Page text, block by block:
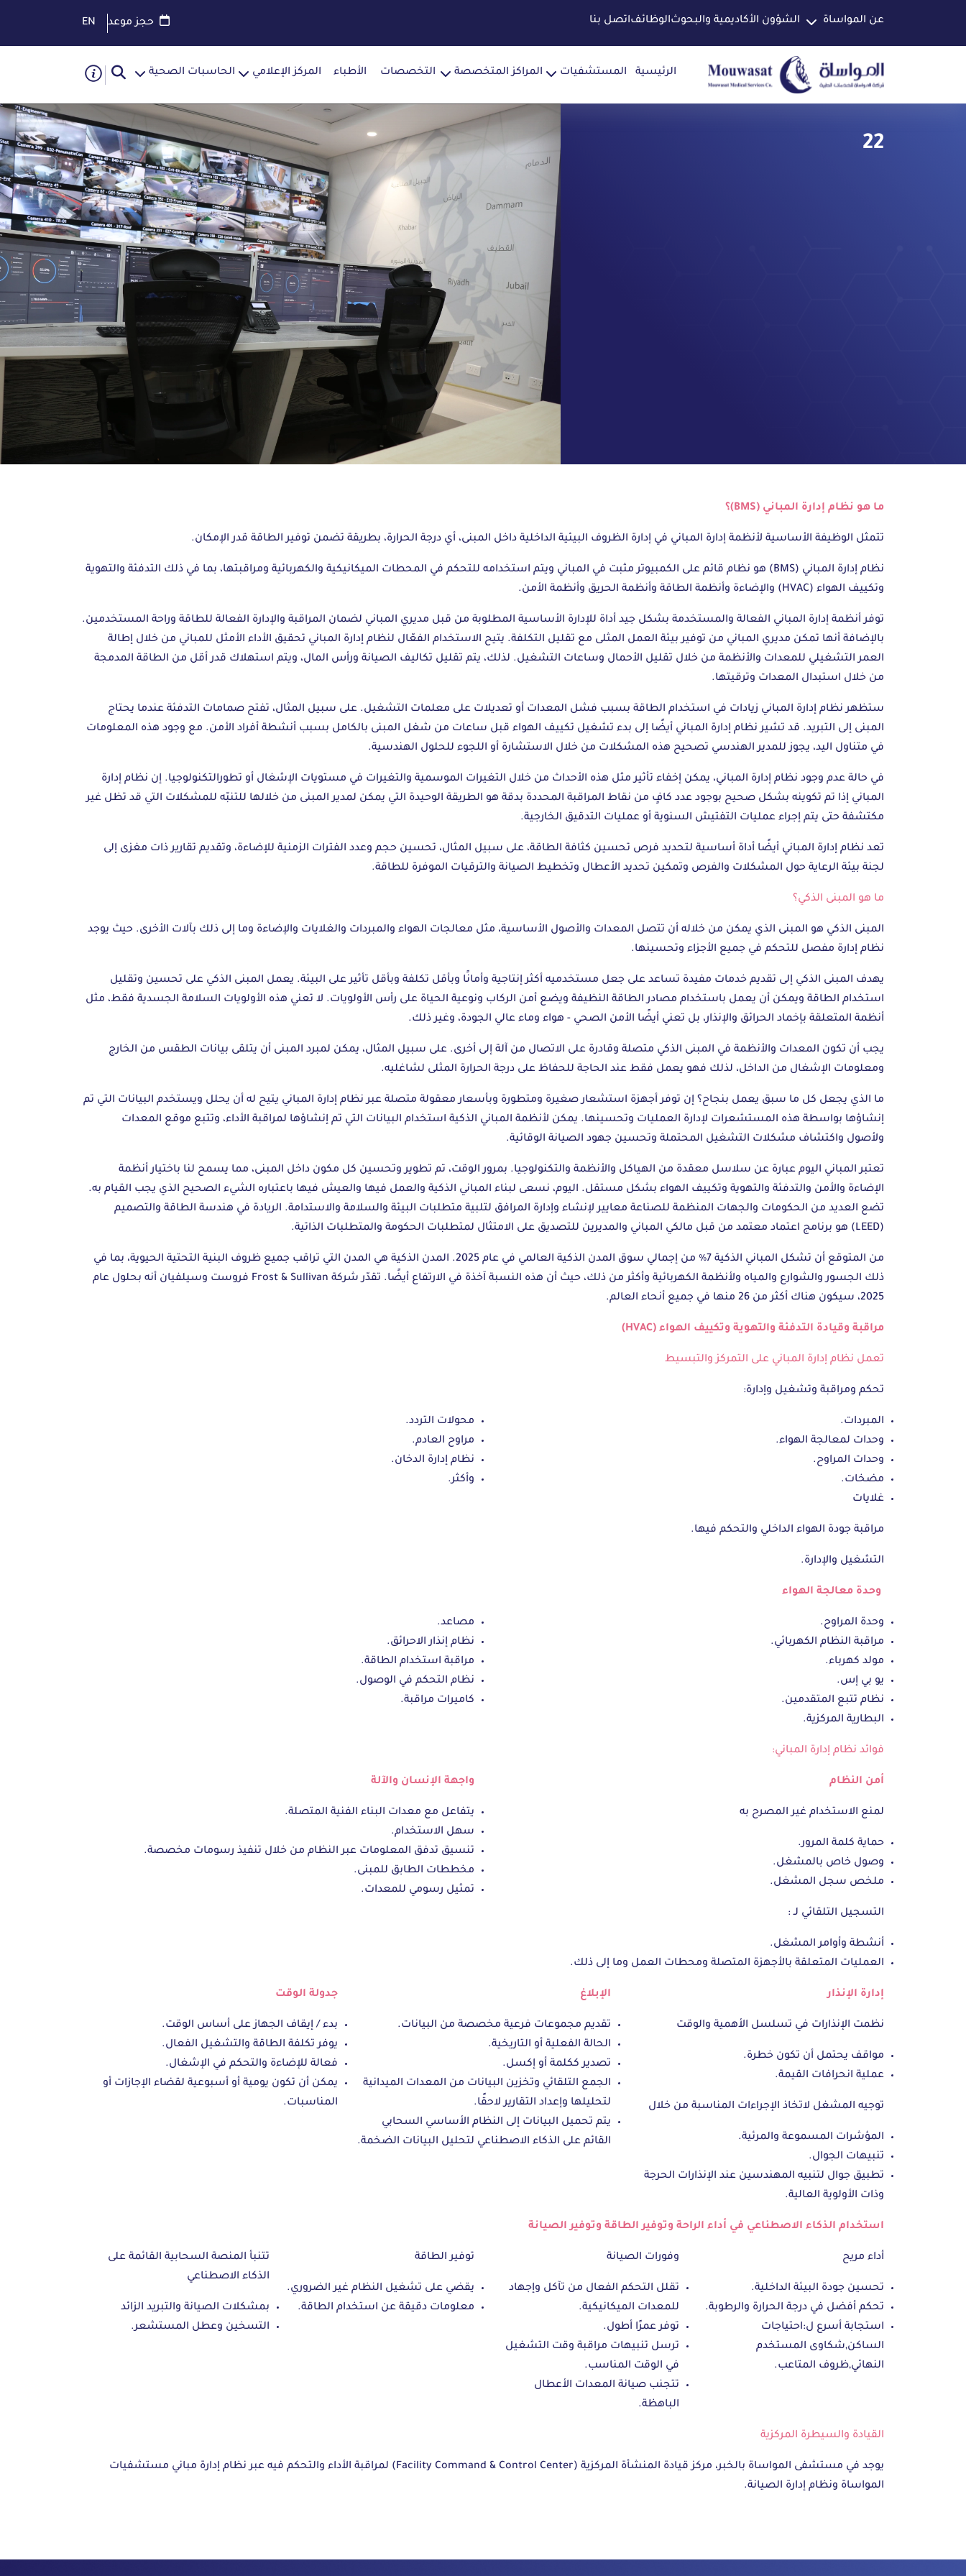
عن المواساة الشؤون الأكاديمية والبحوثالوظائفاتصل بنا حجز موعد EN
الرئيسية المستشفيات المراكز المتخصصة التخصصات الأطباء المركز الإعلامي الحاسبات الصحية
22
ما هو نظام إدارة المباني (BMS)؟
تتمثل الوظيفة الأساسية لأنظمة إدارة المباني في إدارة الظروف البيئية الداخلية داخل المبنى، أي درجة الحرارة، بطريقة تضمن توفير الطاقة قدر الإمكان.
نظام إدارة المباني (BMS) هو نظام قائم على الكمبيوتر مثبت في المباني ويتم استخدامه للتحكم في المحطات الميكانيكية والكهربائية ومراقبتها، بما في ذلك التدفئة والتهوية
وتكييف الهواء (HVAC) والإضاءة وأنظمة الطاقة وأنظمة الحريق وأنظمة الأمن.
توفر أنظمة إدارة المباني الفعالة والمستخدمة بشكل جيد أداة للإدارة الأساسية المطلوبة من قبل مديري المباني لضمان المراقبة والإدارة الفعالة للطاقة وراحة المستخدمين.
بالإضافة أنها تمكن مديري المباني من توفير بيئة العمل المثلى مع تقليل التكلفة. يتيح الاستخدام الفعّال لنظام إدارة المباني تحقيق الأداء الأمثل للمباني من خلال إطالة
العمر التشغيلي للمعدات والأنظمة من خلال تقليل الأحمال وساعات التشغيل. لذلك، يتم تقليل تكاليف الصيانة ورأس المال، ويتم استهلاك قدر أقل من الطاقة المدمجة
من خلال استبدال المعدات وترقيتها.
ستظهر نظام إدارة المباني زيادات في استخدام الطاقة بسبب فشل المعدات أو تعديلات على معلمات التشغيل. على سبيل المثال، تفتح صمامات التدفئة عندما يحتاج
المبنى إلى التبريد. قد تشير نظام إدارة المباني أيضًا إلى بدء تشغيل تكييف الهواء قبل ساعات من شغل المبنى بالكامل بسبب أنشطة أفراد الأمن. مع وجود هذه المعلومات
في متناول اليد، يجوز للمدير الهندسي تصحيح هذه المشكلات من خلال الاستشارة أو اللجوء للحلول الهندسية.
في حالة عدم وجود نظام إدارة المباني، يمكن إخفاء تأثير مثل هذه الأحداث من خلال التغيرات الموسمية والتغيرات في مستويات الإشغال أو تطورالتكنولوجيا. إن نظام إدارة
المباني إذا تم تكوينه بشكل صحيح بوجود عدد كافٍ من نقاط المراقبة المحددة بدقة هو الطريقة الوحيدة التي يمكن لمدير المبنى من خلالها للتنبّه للمشكلات التي قد تظل غير
مكتشفة حتى يتم إجراء عمليات التفتيش السنوية أو عمليات التدقيق الخارجية.
تعد نظام إدارة المباني أيضًا أداة أساسية لتحديد فرص تحسين كثافة الطاقة، على سبيل المثال، تحسين حجم وعدد الفترات الزمنية للإضاءة، وتقديم تقارير ذات مغزى إلى
لجنة بيئة الرعاية حول المشكلات والفرص وتمكين تحديد الأعطال وتخطيط الصيانة والترقيات الموفرة للطاقة.
ما هو المبنى الذكي؟
المبنى الذكي هو المبنى الذي يمكن من خلاله أن تتصل المعدات والأصول الأساسية، مثل معالجات الهواء والمبردات والغلايات والإضاءة وما إلى ذلك بآلات الأخرى. حيث يوجد
نظام إدارة مفصل للتحكم في جميع الأجزاء وتحسينها.
يهدف المبنى الذكي إلى تقديم خدمات مفيدة تساعد على جعل مستخدميه أكثر إنتاجية وأمانًا وبأقل تكلفة وبأقل تأثير على البيئة. يعمل المبنى الذكي على تحسين وتقليل
استخدام الطاقة ويمكن أن يعمل باستخدام مصادر الطاقة النظيفة ويضع أمن الركاب ونوعية الحياة على رأس الأولويات. لا تعني هذه الأولويات السلامة الجسدية فقط، مثل
أنظمة المتعلقة بإخماد الحرائق والإنذار، بل تعني أيضًا الأمن الصحي - هواء وماء عالي الجودة، وغير ذلك.
يجب أن تكون المعدات والأنظمة في المبنى الذكي متصلة وقادرة على الاتصال من آلة إلى أخرى. على سبيل المثال، يمكن لمبرد المبنى أن يتلقى بيانات الطقس من الخارج
ومعلومات الإشغال من الداخل، لذلك فهو يعمل فقط عند الحاجة للحفاظ على درجة الحرارة المثلى لشاغليه.
ما الذي يجعل كل ما سبق يعمل بنجاح؟ إن توفر أجهزة استشعار صغيرة ومتطورة وبأسعار معقولة متصلة عبر نظام إدارة المباني يتيح له أن يحلل ويستخدم البيانات التي تم
إنشاؤها بواسطة هذه المستشعرات لإدارة العمليات وتحسينها. يمكن لأنظمة المباني الذكية استخدام البيانات التي تم إنشاؤها لمراقبة الأداء، وتتبع موقع المعدات
ولأصول واكتشاف مشكلات التشغيل المحتملة وتحسين جهود الصيانة الوقائية.
تعتبر المباني اليوم عبارة عن سلاسل معقدة من الهياكل والأنظمة والتكنولوجيا. بمرور الوقت، تم تطوير وتحسين كل مكون داخل المبنى، مما يسمح لنا باختيار أنظمة
الإضاءة والأمن والتدفئة والتهوية وتكييف الهواء بشكل مستقل. اليوم، نسعى لبناء المباني الذكية والعمل فيها والعيش فيها باعتباره الشيء الصحيح الذي يجب القيام به.
تضع العديد من الحكومات والجهات المنظمة للصناعة معايير لإنشاء وإدارة المرافق لتلبية متطلبات البيئة والسلامة والاستدامة. الريادة في هندسة الطاقة والتصميم
(LEED) هو برنامج اعتماد معتمد من قبل مالكي المباني والمديرين للتصديق على ​​الامتثال لمتطلبات الحكومة والمتطلبات الذاتية.
من المتوقع أن تشكل المباني الذكية 7٪ من إجمالي سوق المدن الذكية العالمي في عام 2025. المدن الذكية هي المدن التي تراقب جميع ظروف البنية التحتية الحيوية، بما في
ذلك الجسور والشوارع والمياه ولأنظمة الكهربائية وأكثر من ذلك، حيث أن هذه النسبة آخذة في الارتفاع أيضًا. تقدّر شركة Frost & Sullivan فروست وسيلفيان أنه بحلول عام
2025، سيكون هناك أكثر من 26 منها في جميع أنحاء العالم.
مراقبة وقيادة التدفئة والتهوية وتكييف الهواء (HVAC)
تعمل نظام إدارة المباني على التمركز والتبسيط
تحكم ومراقبة وتشغيل وإدارة:
المبردات.
وحدات لمعالجة الهواء.
وحدات المراوح.
مضخات.
غلايات
محولات التردد.
مراوح العادم.
نظام إدارة الدخان.
وأكثر.
مراقبة جودة الهواء الداخلي والتحكم فيها.
التشغيل والإدارة.
وحدة معالجة الهواء
وحدة المراوح.
مراقبة النظام الكهربائي.
مولد كهرباء.
يو بي إس.
نظام تتبع المتقدمين.
البطارية المركزية.
مصاعد.
نظام إنذار الاحرائق.
مراقبة استخدام الطاقة.
نظام التحكم في الوصول.
كاميرات مراقبة.
فوائد نظام إدارة المباني:
أمن النظام
لمنع الاستخدام غير المصرح به
حماية كلمة المرور.
وصول خاص بالمشغل.
ملخص سجل المشغل.
التسجيل التلقائي لـ :
أنشطة وأوامر المشغل.
العمليات المتعلقة بالأجهزة المتصلة ومحطات العمل وما إلى ذلك.
واجهة الإنسان والآلة
يتفاعل مع معدات البناء الفنية المتصلة.
سهل الاستخدام.
تنسيق تدفق المعلومات عبر النظام من خلال تنفيذ رسومات مخصصة.
مخططات الطابق للمبنى.
تمثيل رسومي للمعدات.
إدارة الإنذار
نظمت الإنذارات في تسلسل الأهمية والوقت
مواقف يحتمل أن تكون خطرة.
عملية انحرافات القيمة.
توجيه المشغل لاتخاذ الإجراءات المناسبة من خلال
المؤشرات المسموعة والمرئية.
تنبيهات الجوال.
تطبيق جوال لتنبيه المهندسين عند الإنذارات الحرجة
وذات الأولوية العالية.
الإبلاغ
تقديم مجموعات فرعية مخصصة من البيانات.
الحالة الفعلية أو التاريخية.
تصدير ككلمة أو إكسل.
الجمع التلقائي وتخزين البيانات من المعدات الميدانية
لتحليلها وإعداد التقارير لاحقًا.
يتم تحميل البيانات إلى النظام الأساسي السحابي
القائم على الذكاء الاصطناعي لتحليل البيانات الضخمة.
جدولة الوقت
بدء / إيقاف الجهاز على أساس الوقت.
يوفر تكلفة الطاقة والتشغيل الفعال.
فعالة للإضاءة والتحكم في الإشغال.
يمكن أن تكون يومية أو أسبوعية لقضاء الإجازات أو
المناسبات.
استخدام الذكاء الاصطناعي في أداء الراحة وتوفير الطاقة وتوفير الصيانة
أداء مريح
تحسين جودة البيئة الداخلية.
تحكم أفضل في درجة الحرارة والرطوبة.
استجابة أسرع ل:احتياجات
الساكن,شكاوى المستخدم
النهائي,ظروف المتاعب.
وفورات الصيانة
تقلل التحكم الفعال من تآكل وإجهاد
للمعدات الميكانيكية.
توفر عمرًا أطول.
ترسل تنبيهات مراقبة وقت التشغيل
في الوقت المناسب.
تتجنب صيانة المعدات الأعطال
الباهظة.
توفير الطاقة
يقضي على تشغيل النظام غير الضروري.
معلومات دقيقة عن استخدام الطاقة.
تتنبأ المنصة السحابية القائمة على
الذكاء الاصطناعي
بمشكلات الصيانة والتبريد الزائد
التسخين وعطل المستشعر.
القيادة والسيطرة المركزية
يوجد في مستشفى المواساة بالخبر، مركز قيادة المنشأة المركزية (Facility Command & Control Center) لمراقبة الأداء والتحكم فيه عبر نظام إدارة مباني مستشفيات
المواساة ونظام إدارة الصيانة.